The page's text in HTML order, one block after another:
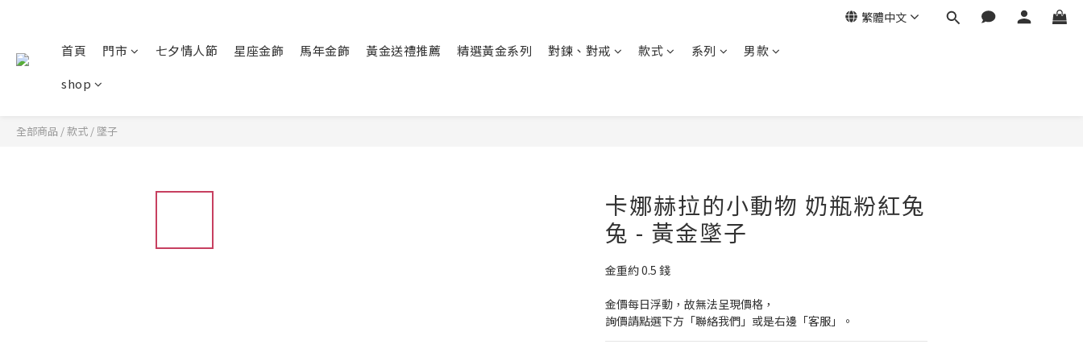
繁體中文
首頁 門市 七夕情人節 星座金飾 馬年金飾 黃金送禮推薦 精選黃金系列 對鍊、對戒 款式 系列
男款
shop
全部商品 /款式 / 墜子
卡娜赫拉的小動物 奶瓶粉紅兔
兔 - 黃金墜子
金重約 0.5 錢
金價每日浮動，故無法呈現價格，
詢價請點選下方「聯絡我們」或是右邊「客服」。